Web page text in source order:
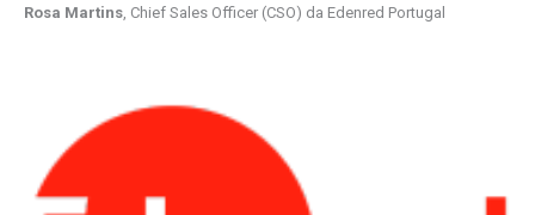
Rosa Martins , Chief Sales Officer (CSO) da Edenred Portugal